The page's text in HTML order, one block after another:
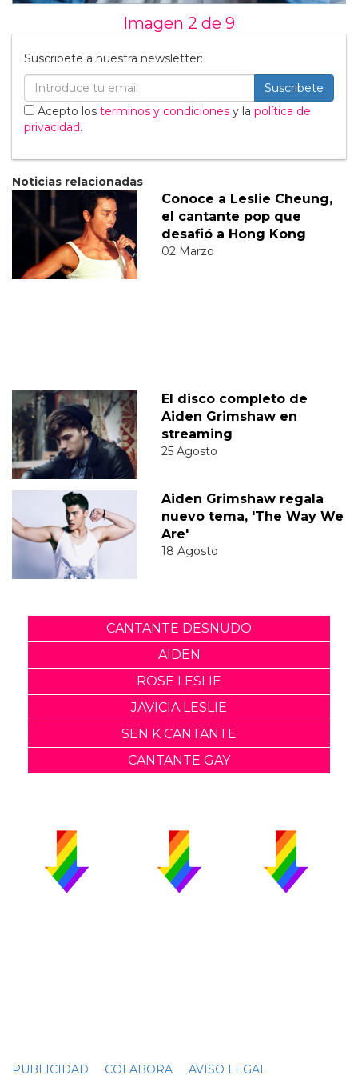
Imagen 2 de 9
Suscribete a nuestra newsletter:
Suscribete
Acepto los terminos y condiciones y la política de
privacidad.
Noticias relacionadas
Conoce a Leslie Cheung,
el cantante pop que
desafió a Hong Kong
02 Marzo
El disco completo de
Aiden Grimshaw en
streaming
25 Agosto
Aiden Grimshaw regala
nuevo tema, 'The Way We
Are'
18 Agosto
CANTANTE DESNUDO
AIDEN
ROSE LESLIE
JAVICIA LESLIE
SEN K CANTANTE
CANTANTE GAY
PUBLICIDAD COLABORA AVISO LEGAL